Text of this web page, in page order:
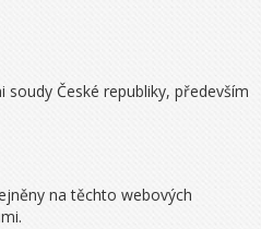
České republiky, především
na těchto webových